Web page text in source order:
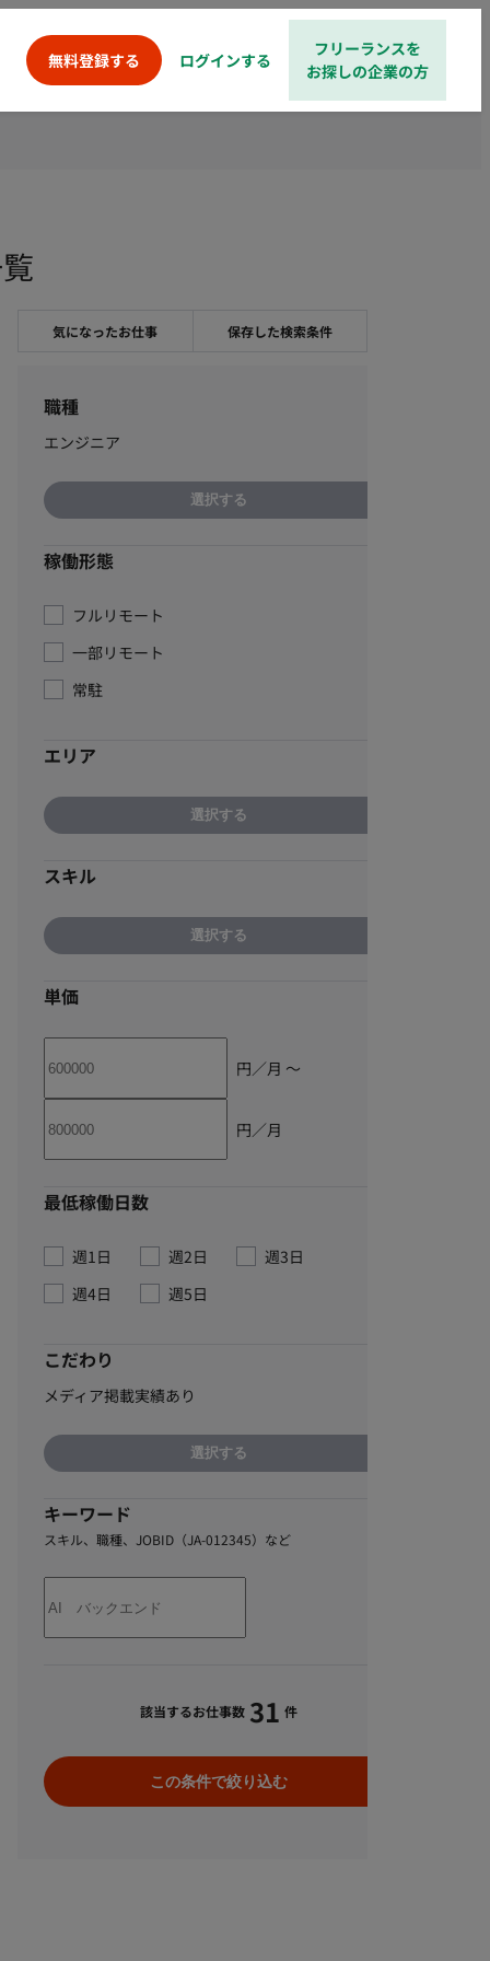
無料登録する ログインする
フリーランスを
お探しの企業の方
気になったお仕事 保存した検索条件
職種
エンジニア
選択する
稼働形態
フルリモート
一部リモート
常駐
エリア
選択する
スキル
選択する
単価
円／月 〜
円／月
最低稼働日数
週1日 週2日
週3日
週4日
週5日
こだわり
メディア掲載実績あり
選択する
キーワード
スキル、職種、JOBID（JA-012345）など
該当するお仕事数 31 件
この条件で絞り込む